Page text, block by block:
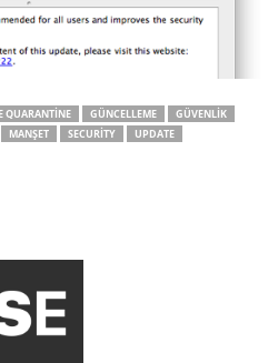
QUARANTINE GÜNCELLEME
GÜVENLIK
MANŞET SECURITY UPDATE